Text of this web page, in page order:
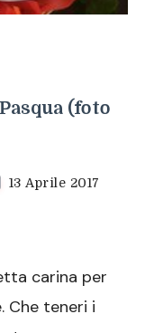
(foto
13 Aprile 2017
carina per
Che teneri i